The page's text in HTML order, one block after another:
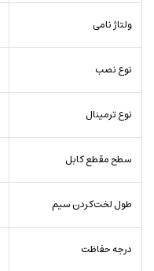
ولتاژ نامی
نوع نصب
نوع ترمینال
سطح مقطع کابل
طول لخت‌کردن سیم
درجه حفاظت